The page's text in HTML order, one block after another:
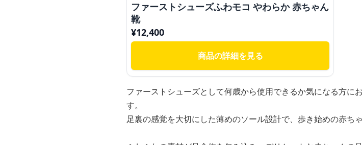
ファーストシューズふわモコ やわらか 赤ちゃん
靴
¥12,400
商品の詳細を見る
ファーストシューズとして何歳から使用できるか気になる方に
す。
足裏の感覚を大切にした薄めのソール設計で、歩き始めの赤ち